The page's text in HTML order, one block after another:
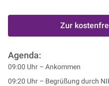
Zur
Agenda:
09:00 Uhr – Ankommen
09:20 Uhr – Begrüßung durch